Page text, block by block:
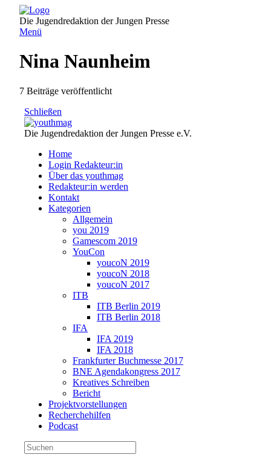
Direkt
zum
Inhalt
Die Jugendredaktion der Jungen Presse
Menü
Nina Naunheim
7 Beiträge veröffentlicht
Schließen
Die Jugendredaktion der Jungen Presse e.V.
Home
Login Redakteur:in
Über das youthmag
Redakteur:in werden
Kontakt
Kategorien
Allgemein
you 2019
Gamescom 2019
YouCon
youcoN 2019
youcoN 2018
youcoN 2017
ITB
ITB Berlin 2019
ITB Berlin 2018
IFA
IFA 2019
IFA 2018
Frankfurter Buchmesse 2017
BNE Agendakongress 2017
Kreatives Schreiben
Bericht
Projektvorstellungen
Recherchehilfen
Podcast